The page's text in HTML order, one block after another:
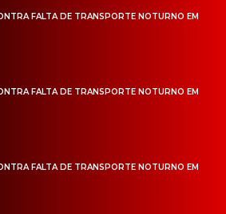
FALTA DE TRANSPORTE NOTURNO EM
FALTA DE TRANSPORTE NOTURNO EM
FALTA DE TRANSPORTE NOTURNO EM